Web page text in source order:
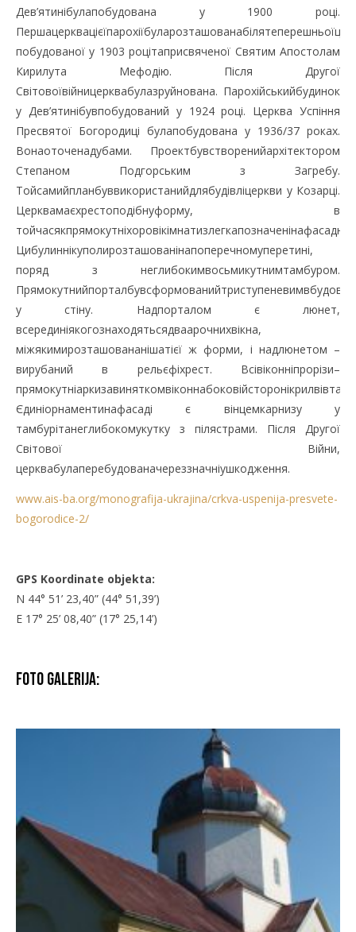
Дев’ятинібулапобудована у 1900 році.
побудованої у 1903 роцітаприсвяченої Святим Апостолам
Кирилута Мефодію. Після Другої
Світовоївійницерквабулазруйнована. Парохійськийбудинок
у Дев’ятинібувпобудований у 1924 році. Церква Успіння
Пресвятої Богородиці булапобудована у 1936/37 роках.
Вонаоточенадубами. Проектбувстворенийархітектором
Степаном Подгорським з Загребу.
Тойсамийпланбуввикористанийдлябудівліцеркви у Козарці.
Церквамаєхрестоподібнуформу, в
Цибулиннікуполирозташованінапоперечномуперетині,
поряд з неглибокимвосьмикутнимтамбуром.
у стіну. Надпорталом є люнет,
всерединіякогознаходятьсядваарочнихвікна,
міжякимирозташовананішатієї ж форми, і надлюнетом –
вирубаний в рельєфіхрест. Всівіконніпрорізи–
прямокутніаркизавиняткомвіконнабоковійсторонікрилвівтаря.
Єдиніорнаментинафасаді є вінцемкарнизу у
тамбурітанеглибокомукутку з пілястрами. Після Другої
Світової Війни,
церквабулаперебудованачереззначніушкодження.
www.ais-ba.org/monografija-ukrajina/crkva-uspenija-presvete-
bogorodice-2/
GPS Koordinate objekta:
N 44° 51’ 23,40” (44° 51,39’)
E 17° 25’ 08,40” (17° 25,14’)
Foto galerija: